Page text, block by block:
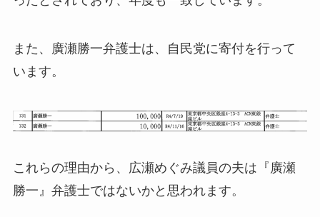
また、廣瀬勝一弁護士は、自民党に寄付を行って
います。
これらの理由から、広瀬めぐみ議員の夫は『廣瀬
勝一』弁護士ではないかと思われます。